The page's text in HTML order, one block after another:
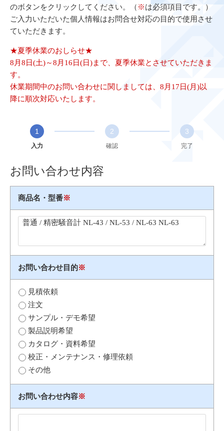
のボタンをクリックしてください。（ ※は必須項目です。）
ご入力いただいた個人情報はお問合せ対応の目的で使用させ
ていただきます。
★夏季休業のおしらせ★
8月8日(土)～8月16日(日)まで、夏季休業とさせていただきま
す。
休業期間中のお問い合わせに関しましては、8月17日(月)以
降に順次対応いたします。
1
入力
2
確認
3
完了
お問い合わせ内容
商品名・型番※
お問い合わせ目的※
見積依頼
注文
サンプル・デモ希望
製品説明希望
カタログ・資料希望
校正・メンテナンス・修理依頼
その他
お問い合わせ内容※